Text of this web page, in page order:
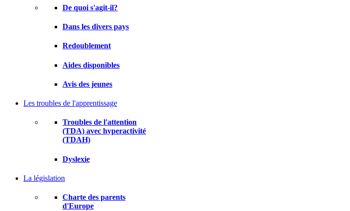
De quoi s'agit-il?
Dans les divers pays
Redoublement
Aides disponibles
Avis des jeunes
Les troubles de l'apprentissage
Troubles de l'attention
(TDA) avec hyperactivité
(TDAH)
Dyslexie
La législation
Charte des parents
d'Europe